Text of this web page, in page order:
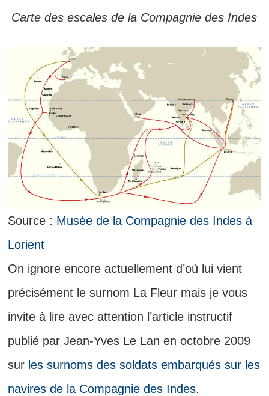
Carte des escales de la Compagnie des Indes
Source : Musée de la Compagnie des Indes à
Lorient
On ignore encore actuellement d’où lui vient
précisément le surnom La Fleur mais je vous
invite à lire avec attention l’article instructif
publié par Jean-Yves Le Lan en octobre 2009
sur les surnoms des soldats embarqués sur les
navires de la Compagnie des Indes.